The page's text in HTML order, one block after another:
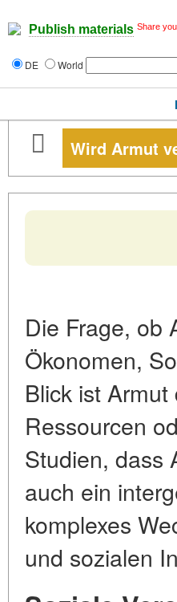
Publish materials Share
DE World
Wird Armut
Die Frage, ob
Ökonomen,
Blick ist
Ressourcen
Studien, dass
auch ein
komplexes
und sozialen